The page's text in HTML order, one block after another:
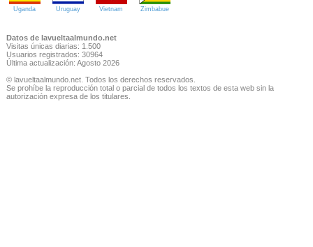
Uganda Uruguay Vietnam Zimbabue
Datos de lavueltaalmundo.net
Visitas únicas diarias: 1.500
Usuarios registrados: 30964
Última actualización: Agosto 2026
© lavueltaalmundo.net. Todos los derechos reservados.
Se prohíbe la reproducción total o parcial de todos los textos de esta web sin la
autorización expresa de los titulares.